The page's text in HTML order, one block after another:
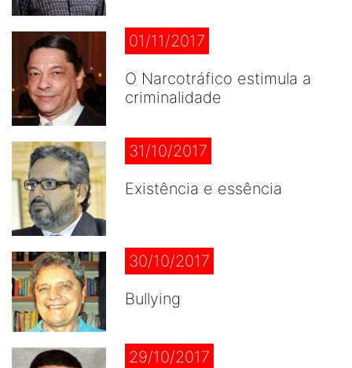
01/11/2017
O Narcotráfico estimula a
criminalidade
31/10/2017
Existência e essência
30/10/2017
Bullying
29/10/2017